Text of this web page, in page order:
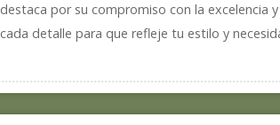
destaca por su compromiso con la excelencia
cada detalle para que refleje tu estilo y